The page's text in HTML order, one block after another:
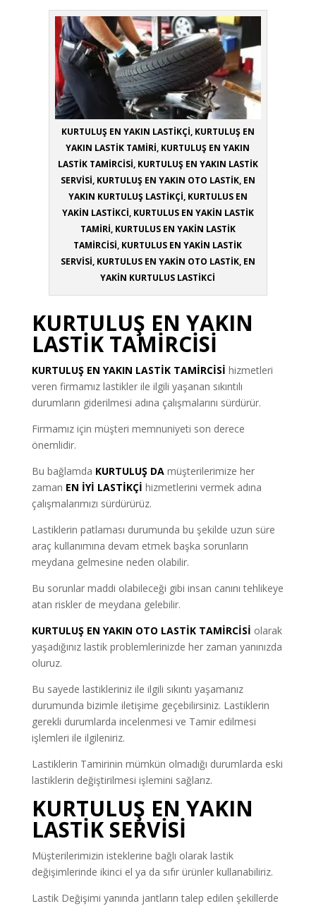
KURTULUŞ EN YAKIN LASTİKÇİ, KURTULUŞ EN
YAKIN LASTİK TAMİRİ, KURTULUŞ EN YAKIN
LASTİK TAMİRCİSİ, KURTULUŞ EN YAKIN LASTİK
SERVİSİ, KURTULUŞ EN YAKIN OTO LASTİK, EN
YAKIN KURTULUŞ LASTİKÇİ, KURTULUS EN
YAKİN LASTİKCİ, KURTULUS EN YAKİN LASTİK
TAMİRİ, KURTULUS EN YAKİN LASTİK
TAMİRCİSİ, KURTULUS EN YAKİN LASTİK
SERVİSİ, KURTULUS EN YAKİN OTO LASTİK, EN
YAKİN KURTULUS LASTİKCİ
KURTULUŞ EN YAKIN
LASTİK TAMİRCİSİ
KURTULUŞ EN YAKIN LASTİK TAMİRCİSİ hizmetleri
veren firmamız lastikler ile ilgili yaşanan sıkıntılı
durumların giderilmesi adına çalışmalarını sürdürür.
Firmamız için müşteri memnuniyeti son derece
önemlidir.
Bu bağlamda KURTULUŞ DAmüşterilerimize her
zaman EN İYİ LASTİKÇİ hizmetlerini vermek adına
çalışmalarımızı sürdürürüz.
Lastiklerin patlaması durumunda bu şekilde uzun süre
araç kullanımına devam etmek başka sorunların
meydana gelmesine neden olabilir.
Bu sorunlar maddi olabileceği gibi insan canını tehlikeye
atan riskler de meydana gelebilir.
KURTULUŞ EN YAKIN OTO LASTİK TAMİRCİSİ olarak
yaşadığınız lastik problemlerinizde her zaman yanınızda
oluruz.
Bu sayede lastikleriniz ile ilgili sıkıntı yaşamanız
durumunda bizimle iletişime geçebilirsiniz. Lastiklerin
gerekli durumlarda incelenmesi ve Tamir edilmesi
işlemleri ile ilgileniriz.
Lastiklerin Tamirinin mümkün olmadığı durumlarda eski
lastiklerin değiştirilmesi işlemini sağlarız.
KURTULUŞ EN YAKIN
LASTİK SERVİSİ
Müşterilerimizin isteklerine bağlı olarak lastik
değişimlerinde ikinci el ya da sıfır ürünler kullanabiliriz.
Lastik Değişimi yanında jantların talep edilen şekillerde